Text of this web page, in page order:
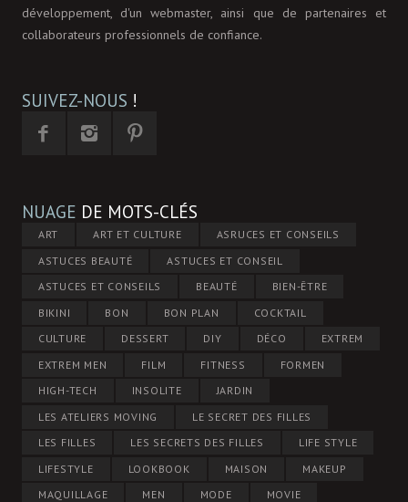
développement, d'un webmaster, ainsi que de partenaires et
collaborateurs professionnels de confiance.
SUIVEZ-NOUS !
NUAGE DE MOTS-CLÉS
ART ART ET CULTURE
ASRUCES ET CONSEILS
ASTUCES BEAUTÉ
ASTUCES ET CONSEIL
ASTUCES ET CONSEILS
BEAUTÉ
BIEN-ÊTRE
BIKINI
BON BON PLAN
COCKTAIL
CULTURE
DESSERT DIY DÉCO
EXTREM
EXTREM MEN
FILM FITNESS
FORMEN
HIGH-TECH
INSOLITE
JARDIN
LES ATELIERS MOVING
LE SECRET DES FILLES
LES FILLES
LES SECRETS DES FILLES
LIFE STYLE
LIFESTYLE
LOOKBOOK MAISON
MAKEUP
MAQUILLAGE
MEN MODE MOVIE